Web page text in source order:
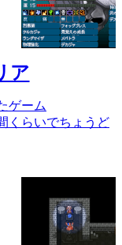
ア
ゲーム
くらいでちょうど